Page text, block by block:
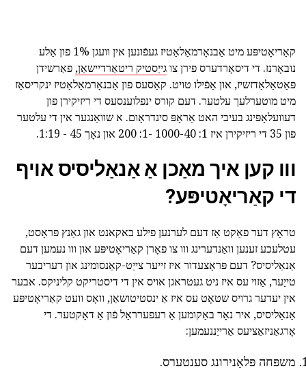
קאַריאָטיפּע מיט אַבנאָרמאַלאַטיז געפֿונען אין וועגן 1% פון אַלע
נובאָרנז. די דיסאָרדערס פירן צוגייַסטיק ריטאַרדיישאַן, פאַרשידן
פּאַטאַלאַדזשיז, און אַפֿילו טויט. קאַסעס פון אַבנאָרמאַלאַטיז ינקריסאַז
מיט מוטערלעך עלטער. דעם קורס ינפלוענסעס די ריזיקירן פון
דעוועלאָפּינג בעיבי האט אַראָפּ סינדראָום. א שוואַנגער אין די עלטער
פון 35 די ריזיקירן איז 1: 1000-40 -1: 200 און נאָך 45 - 1:19.
ווו קען איך מאַכן אַ אַנאַליסיס אויף
די קאַריאָטיפּע?
טראָץ דער פאַקט אַז דעם לערנען פילע באקאנט און גאַנץ פּראָסט,
עטלעכע זענען וואַנדערינג ווו צו פאָרן קאַריאָטיפּע און ווו נעמען דעם
אַנאַליסיס? דעם פּראָצעדור איז זייער צייַט-קאַנסומינג און דעריבער
טייַער, אַזוי עס איז ניט געטראגן אויס אין די דיסטריקט קליניקס. אבער
אין יעדער גרויס שטאָט עס איז אַ ינסטיטושאַן, וואָס וועט קאַריאָטיפּע
אַנאַליסיס, איר נאָר באַקומען אַ רעפערראַל פֿון אַ דאָקטער. די
אָרגאַניזאַציעס אַרייַננעמען:
משפּחה פּלאַנירונג סענטערס.